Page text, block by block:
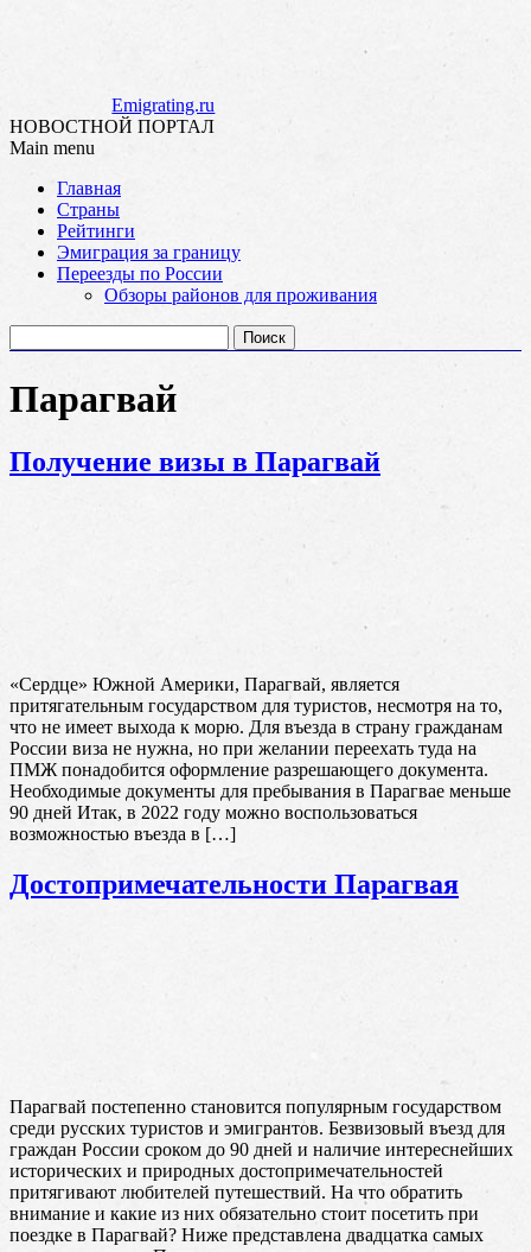
Emigrating.ru
НОВОСТНОЙ ПОРТАЛ
Main menu
content
Главная
Страны
Рейтинги
Эмиграция за границу
Переезды по России
Обзоры районов для проживания
Парагвай
Получение визы в Парагвай
«Сердце» Южной Америки, Парагвай, является
притягательным государством для туристов, несмотря на то,
что не имеет выхода к морю. Для въезда в страну гражданам
России виза не нужна, но при желании переехать туда на
ПМЖ понадобится оформление разрешающего документа.
Необходимые документы для пребывания в Парагвае меньше
90 дней Итак, в 2022 году можно воспользоваться
возможностью въезда в […]
Достопримечательности Парагвая
Парагвай постепенно становится популярным государством
среди русских туристов и эмигрантов. Безвизовый въезд для
граждан России сроком до 90 дней и наличие интереснейших
исторических и природных достопримечательностей
притягивают любителей путешествий. На что обратить
внимание и какие из них обязательно стоит посетить при
поездке в Парагвай? Ниже представлена двадцатка самых